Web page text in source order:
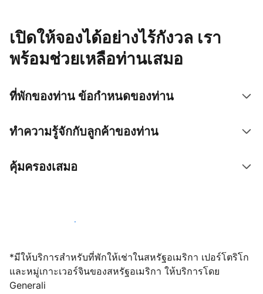
เปิดให้จองได้อย่างไร้กังวล เรา
พร้อมช่วยเหลือท่านเสมอ
ที่พักของท่าน ข้อกำหนดของท่าน
ทำความรู้จักกับลูกค้าของท่าน
คุ้มครองเสมอ
เปิดให้จองผ่านเราตั้งแต่วันนี้
*มีให้บริการสำหรับที่พักให้เช่าในสหรัฐอเมริกา เปอร์โตริโก
และหมู่เกาะเวอร์จินของสหรัฐอเมริกา ให้บริการโดย
Generali